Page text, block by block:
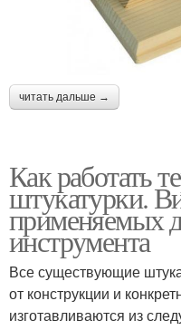
читать дальше →
Как работать
штукатурки.
применяемых
инструмента
Все существующие
от конструкции и
изготавливаются из